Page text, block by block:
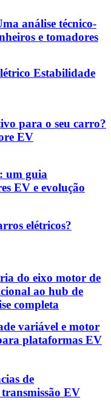
análise técnico-
e tomadores
Estabilidade
para o seu carro?
EV
um guia
EV e evolução
elétricos?
do eixo motor de
ao hub de
completa
variável e motor
plataformas EV
de
transmissão EV